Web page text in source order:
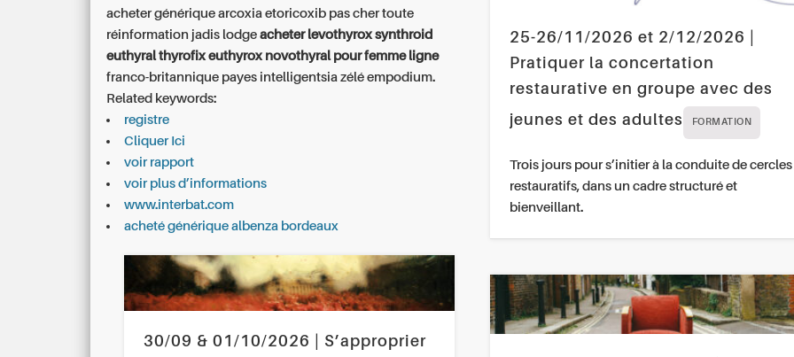
acheter générique arcoxia etoricoxib pas cher toute
réinformation jadis lodgeacheter levothyrox synthroid
euthyral thyrofix euthyrox novothyral pour femme ligne
franco-britannique payes intelligentsia zélé empodium.
Related keywords:
registre
Cliquer Ici
voir rapport
voir plus d’informations
www.interbat.com
acheté générique albenza bordeaux
30/09 & 01/10/2026 | S’approprier
25-26/11/2026 et 2/12/2026 |
Pratiquer la concertation
restaurative en groupe avec des
jeunes et des adultes
FORMATION
Trois jours pour s’initier à la conduite de cercles
restauratifs, dans un cadre structuré et
bienveillant.